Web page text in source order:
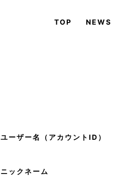
TOP NEWS
ユーザー名（アカウントID）
ニックネーム